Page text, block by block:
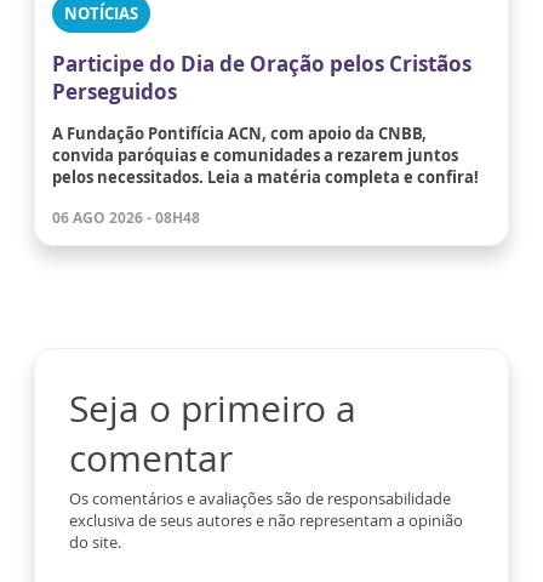
NOTÍCIAS
Participe do Dia de Oração pelos Cristãos
Perseguidos
A Fundação Pontifícia ACN, com apoio da CNBB,
convida paróquias e comunidades a rezarem juntos
pelos necessitados. Leia a matéria completa e confira!
06 AGO 2026 - 08H48
Seja o primeiro a
comentar
Os comentários e avaliações são de responsabilidade
exclusiva de seus autores e não representam a opinião
do site.